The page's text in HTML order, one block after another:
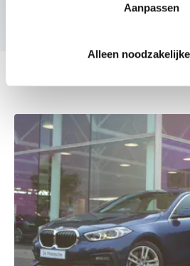
Aanpassen
Alleen
DEZE ZIJN